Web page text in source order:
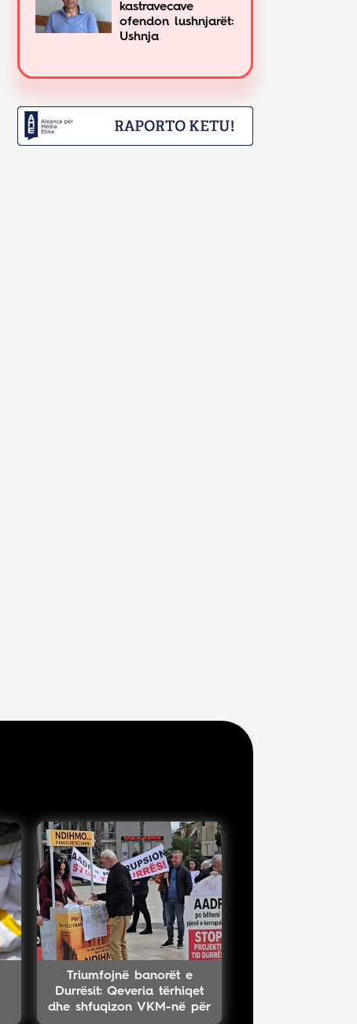
kastravecave
ofendon lushnjarët:
Ushnja
Triumfojnë banorët e
Durrësit: Qeveria tërhiqet
dhe shfuqizon VKM-në për